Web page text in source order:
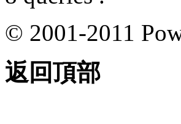
© 2001-2011
返回頂部